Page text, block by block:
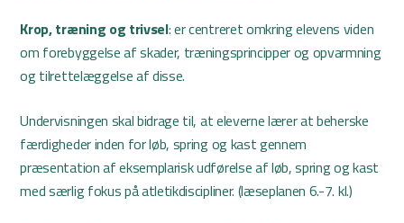
Krop, træning og trivsel: er centreret omkring elevens viden
om forebyggelse af skader, træningsprincipper og opvarmning
og tilrettelæggelse af disse.
Undervisningen skal bidrage til, at eleverne lærer at beherske
færdigheder inden for løb, spring og kast gennem
præsentation af eksemplarisk udførelse af løb, spring og kast
med særlig fokus på atletikdiscipliner. (læseplanen 6.-7. kl.)